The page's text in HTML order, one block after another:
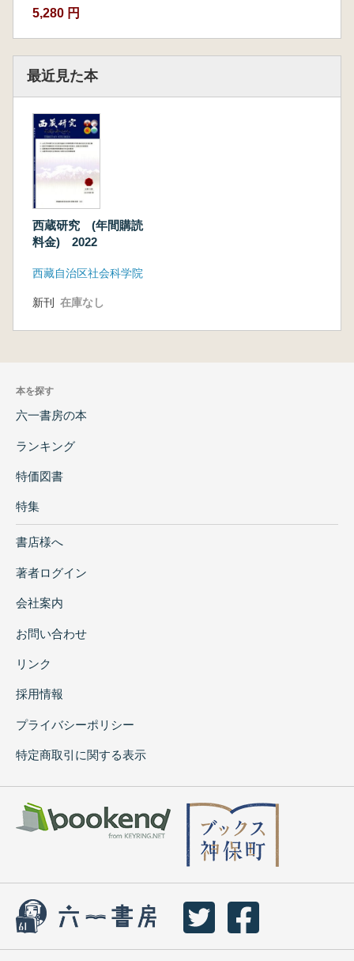
5,280 円
最近見た本
西蔵研究 (年間購読
料金) 2022
西藏自治区社会科学院
新刊 在庫なし
本を探す
六一書房の本
ランキング
特価図書
特集
書店様へ
著者ログイン
会社案内
お問い合わせ
リンク
採用情報
プライバシーポリシー
特定商取引に関する表示